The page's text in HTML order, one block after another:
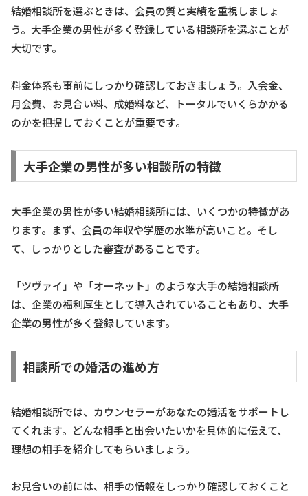
結婚相談所を選ぶときは、会員の質と実績を重視しましょ
う。大手企業の男性が多く登録している相談所を選ぶことが
大切です。
料金体系も事前にしっかり確認しておきましょう。入会金、
月会費、お見合い料、成婚料など、トータルでいくらかかる
のかを把握しておくことが重要です。
大手企業の男性が多い相談所の特徴
大手企業の男性が多い結婚相談所には、いくつかの特徴があ
ります。まず、会員の年収や学歴の水準が高いこと。そし
て、しっかりとした審査があることです。
「ツヴァイ」や「オーネット」のような大手の結婚相談所
は、企業の福利厚生として導入されていることもあり、大手
企業の男性が多く登録しています。
相談所での婚活の進め方
結婚相談所では、カウンセラーがあなたの婚活をサポートし
てくれます。どんな相手と出会いたいかを具体的に伝えて、
理想の相手を紹介してもらいましょう。
お見合いの前には、相手の情報をしっかり確認しておくこと